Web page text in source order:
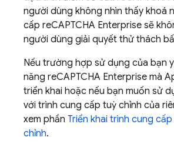
người dùng không nhìn thấy khoá
cấp reCAPTCHA Enterprise sẽ
người dùng giải quyết thử thách
Nếu trường hợp sử dụng của bạn
năng reCAPTCHA Enterprise mà
triển khai hoặc nếu bạn muốn sử
với trình cung cấp tuỳ chỉnh của
xem phần Triển khai trình cung cấp
chỉnh.